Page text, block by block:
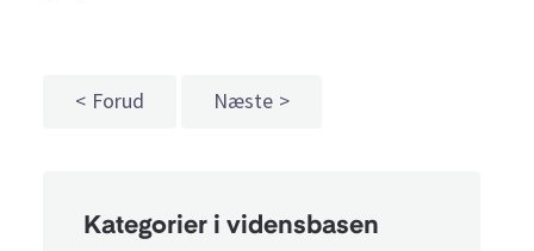
Forud Næste
Kategorier i vidensbasen